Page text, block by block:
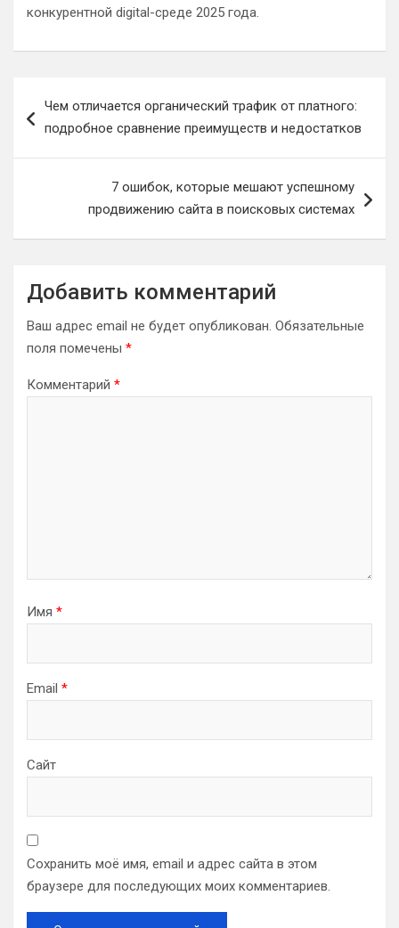
конкурентной digital-среде 2025 года.
по
Чем отличается органический трафик от платного:
подробное сравнение преимуществ и недостатков
7 ошибок, которые мешают успешному
продвижению сайта в поисковых системах
Добавить комментарий
Ваш адрес email не будет опубликован. Обязательные
поля помечены *
Комментарий *
Имя *
Email *
Сайт
Сохранить моё имя, email и адрес сайта в этом
браузере для последующих моих комментариев.